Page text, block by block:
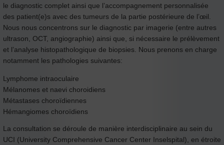
le diagnostic complet ainsi que l’accompagnement personnalisée
des patient(e)s avec des tumeurs de la partie postérieure de l’œil.
Nous nous concentrons sur le diagnostic par imagerie (entre autres
ultrason, OCT, angiographie) ainsi que, si nécessaire le prélèvement
et l’analyse histopathologique de biopsies. Nous prenons en charge
notamment les pathologies suivantes:
Lymphome intraoculaire
Mélanomes et naevi choroidiens
Métastases choroïdiennes
Hémangiomes choroïdiens
La consultation se déroule de manière interdisciplinaire au sein du
UCI (University Comprehensive Cancer Center Inselspital), en étroite